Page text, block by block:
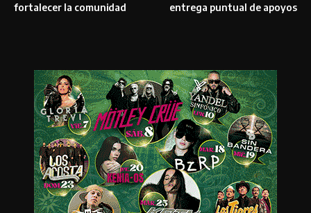
fortalecer la comunidad
entrega puntual de apoyos